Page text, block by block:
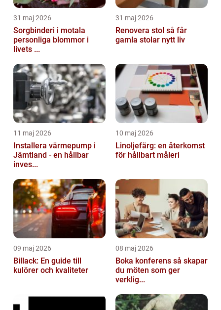
31 maj 2026
Sorgbinderi i motala
personliga blommor i
livets ...
31 maj 2026
Renovera stol så får
gamla stolar nytt liv
11 maj 2026
Installera värmepump i
Jämtland - en hållbar
inves...
10 maj 2026
Linoljefärg: en återkomst
för hållbart måleri
09 maj 2026
Billack: En guide till
kulörer och kvaliteter
08 maj 2026
Boka konferens så skapar
du möten som ger
verklig...